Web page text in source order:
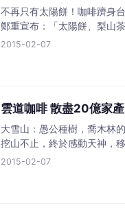
不再只有太陽餅！咖啡躋身
鄭重宣布：「太陽餅、梨山
2015-02-07
雲道咖啡 散盡20億家
大雪山：愚公種樹，喬木林
挖山不止，終於感動天神，
2015-02-07